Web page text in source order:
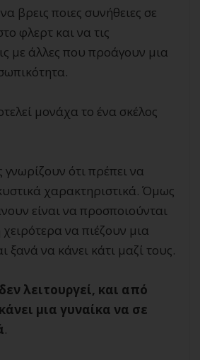
βρεις ποιες συνήθειες σε
φλερτ και να τις
με άλλες που προάγουν μια
μονάχα το ένα σκέλος
γνωρίζουν ότι πρέπει να
χαρακτηριστικά. Όμως
είναι να προσποιούνται
να πιέζουν μια
ξανά να κάνει κάτι μαζί τους.
λειτουργεί, και από
μια γυναίκα να σε
.